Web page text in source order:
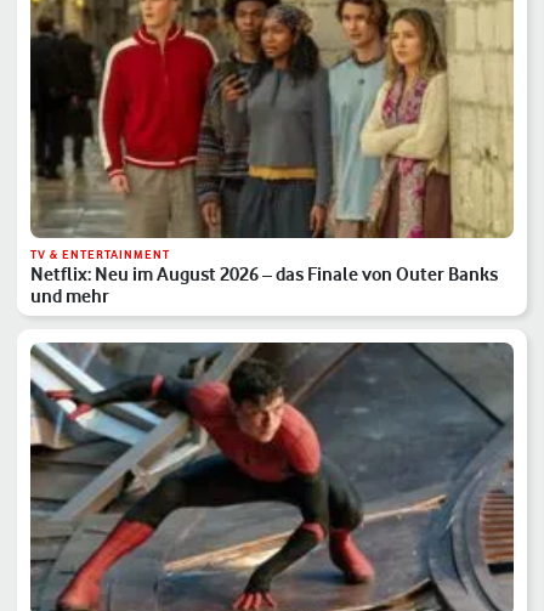
TV & ENTERTAINMENT
Netflix: Neu im August 2026 – das Finale von Outer Banks
und mehr